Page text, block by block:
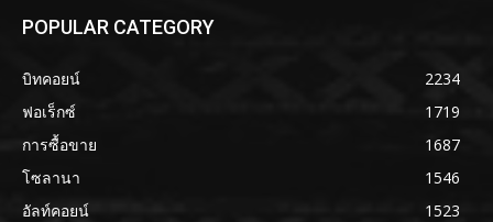
POPULAR CATEGORY
บิทคอยน์
2234
ฟอเร็กซ์
1719
การซื้อขาย
1687
โซลานา
1546
อัลท์คอยน์
1523